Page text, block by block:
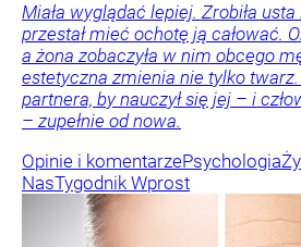
Miała wyglądać lepiej. Zrobiła
przestał mieć ochotę ją całować.
a żona zobaczyła w nim obcego
estetyczna zmienia nie tylko
partnera, by nauczył się jej – i
– zupełnie od nowa.
Opinie i komentarzePsychologia
NasTygodnik Wprost